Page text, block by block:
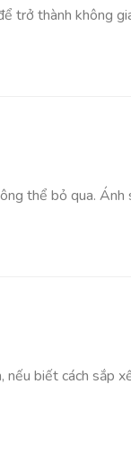
trở thành không
thể bỏ qua. Ánh
nếu biết cách sắp